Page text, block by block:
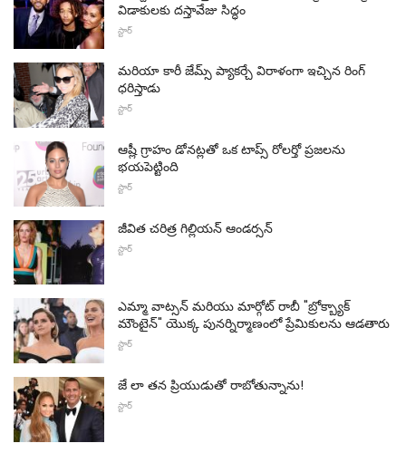
విడాకులకు దస్తావేజు సిద్ధం
స్టార్
మరియా కారీ జేమ్స్ ప్యాకర్చే విరాళంగా ఇచ్చిన రింగ్
ధరిస్తాడు
స్టార్
ఆష్లీ గ్రాహం డోనట్లతో ఒక టాప్స్ రోలర్తో ప్రజలను
భయపెట్టింది
స్టార్
జీవిత చరిత్ర గిల్లియన్ ఆండర్సన్
స్టార్
ఎమ్మా వాట్సన్ మరియు మార్గోట్ రాబీ "బ్రోక్బ్యాక్
మౌంటైన్" యొక్క పునర్నిర్మాణంలో ప్రేమికులను ఆడతారు
స్టార్
జే లా తన ప్రియుడుతో రాబోతున్నాను!
స్టార్